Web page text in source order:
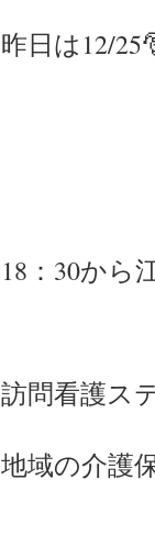
昨日は12/
18：30から
訪問看護ス
地域の介護